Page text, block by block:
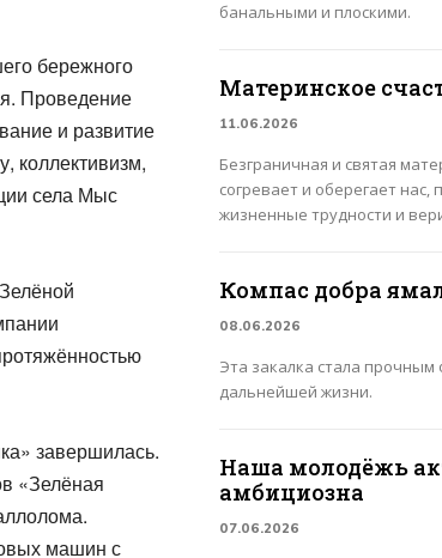
бережного
Проведение
и развитие
коллективизм,
села Мыс
завершилась.
«Зелёная
машин с
банальными и плоскими.
Материнское
11.06.2026
Безграничная и святая
согревает и оберегает
жизненные трудности и
Компас добра
08.06.2026
Эта закалка стала
дальнейшей жизни.
Наша молодёжь
амбициозна
07.06.2026